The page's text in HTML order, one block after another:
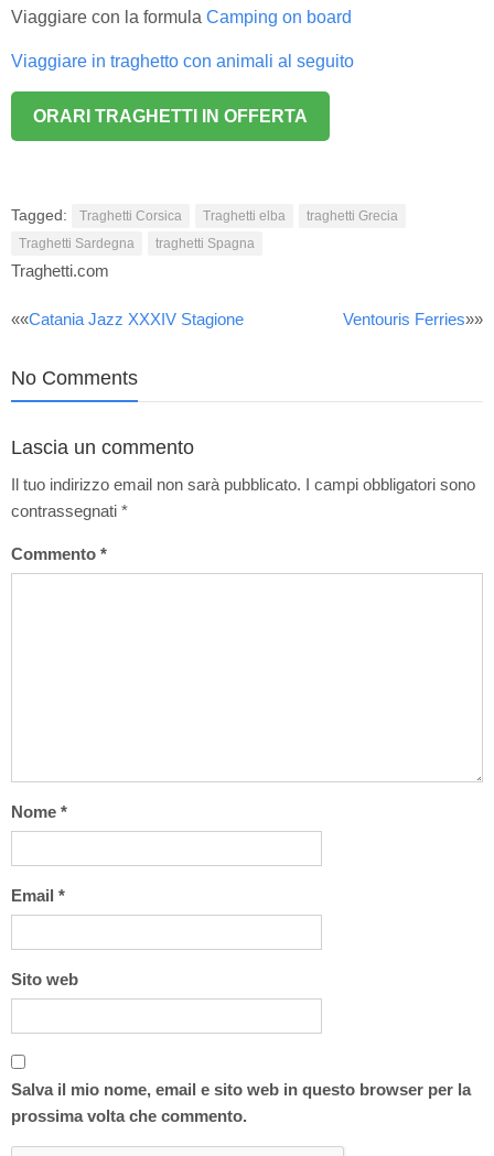
Viaggiare con la formula Camping on board
Viaggiare in traghetto con animali al seguito
ORARI TRAGHETTI IN OFFERTA
Tagged: Traghetti Corsica Traghetti elba
traghetti Grecia
Traghetti Sardegna
traghetti Spagna
Traghetti.com
Post
navigation
««Catania Jazz XXXIV Stagione Ventouris Ferries»»
No Comments
Lascia un commento
Il tuo indirizzo email non sarà pubblicato. I campi obbligatori sono
contrassegnati *
Commento *
Nome *
Email *
Sito web
Salva il mio nome, email e sito web in questo browser per la
prossima volta che commento.